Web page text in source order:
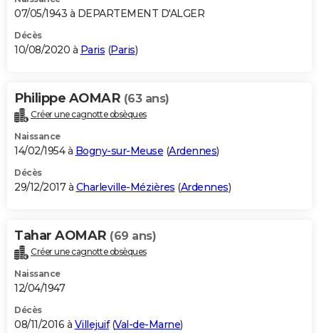
07/05/1943 à DEPARTEMENT D'ALGER
Décès
10/08/2020 à Paris (Paris)
Philippe AOMAR (63 ans)
Créer une cagnotte obsèques
Naissance
14/02/1954 à Bogny-sur-Meuse (Ardennes)
Décès
29/12/2017 à Charleville-Mézières (Ardennes)
Tahar AOMAR (69 ans)
Créer une cagnotte obsèques
Naissance
12/04/1947
Décès
08/11/2016 à Villejuif(Val-de-Marne)